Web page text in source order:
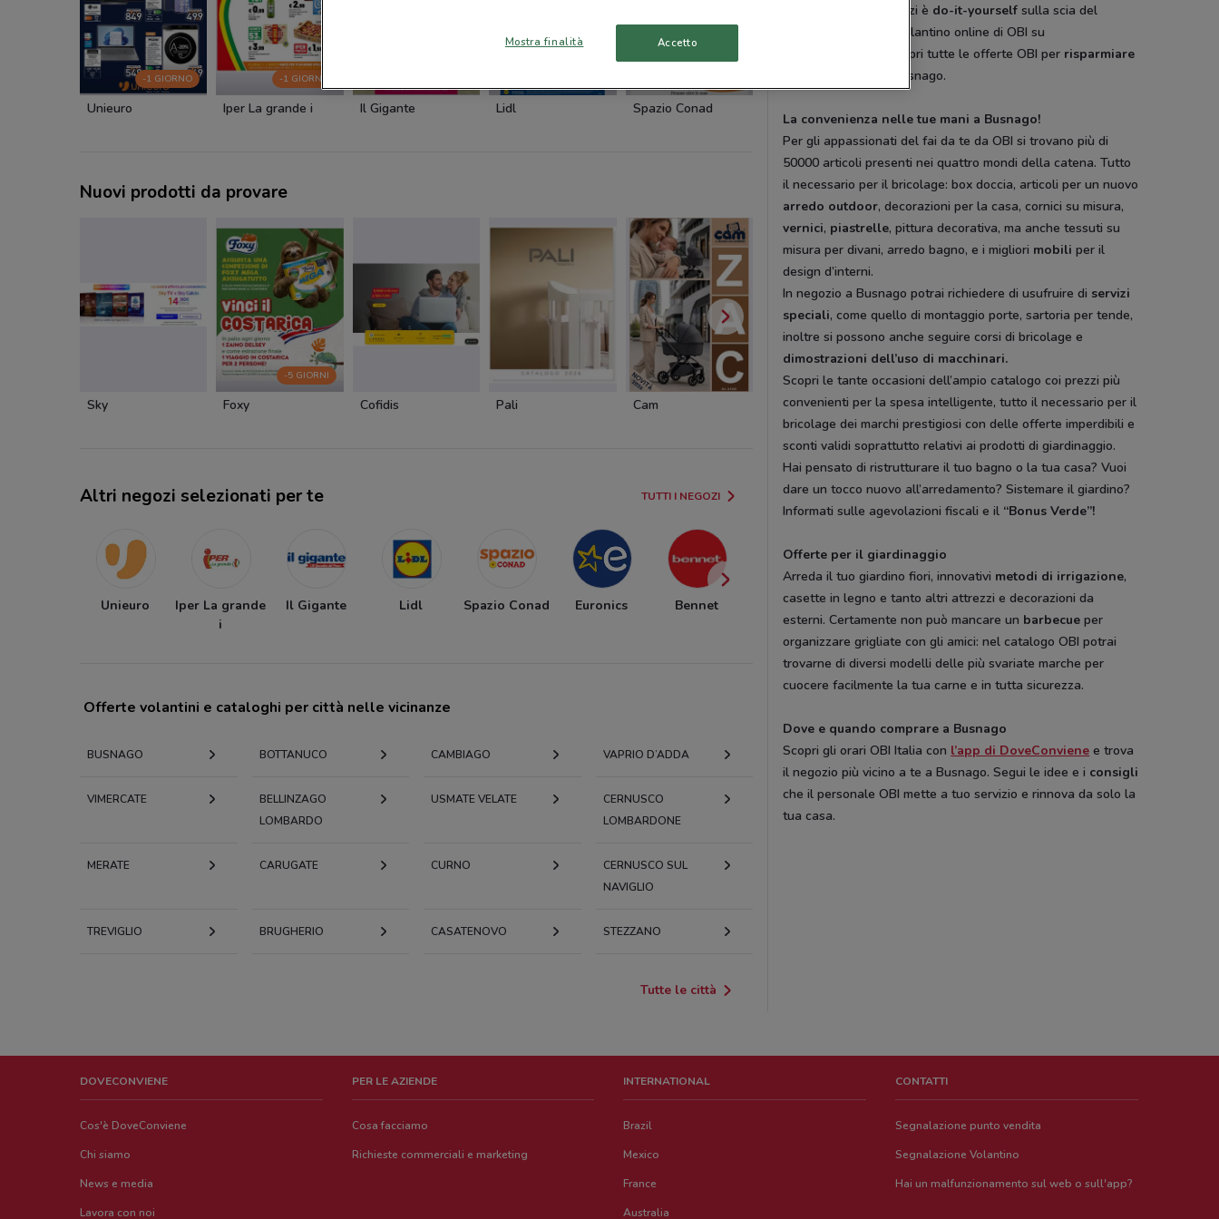
-1 GIORNO
Unieuro
-1 GIORNO
Iper La grande i Il Gigante Lidl Spazio Conad
Nuovi prodotti da provare
Sky
-5 GIORNI
Foxy Cofidis Pali Cam Cam Dacia
NUOVO
Disney
Altri negozi selezionati per te TUTTI I NEGOZI
Unieuro
Iper La grande
i
Il Gigante Lidl Spazio Conad Euronics Bennet MD KiK Arcaplanet Unes
Offerte volantini e cataloghi per città nelle vicinanze
BUSNAGO BOTTANUCO CAMBIAGO VAPRIO D’ADDA
VIMERCATE
BELLINZAGO
LOMBARDO
USMATE VELATE
CERNUSCO
LOMBARDONE
MERATE CARUGATE CURNO
CERNUSCO SUL
NAVIGLIO
TREVIGLIO BRUGHERIO CASATENOVO STEZZANO
Tutte le città
commerciale dei negozi è do-it-yourself sulla scia del
successo. Sfoglia il volantino online di OBI su
Doveconviene.it e scopri tutte le offerte OBI per risparmiare
a Busnago.
La convenienza nelle tue mani a Busnago!
Per gli appassionati del fai da te da OBI si trovano più di
50000 articoli presenti nei quattro mondi della catena. Tutto
il necessario per il bricolage: box doccia, articoli per un nuovo
arredo outdoor, decorazioni per la casa, cornici su misura,
vernici, piastrelle, pittura decorativa, ma anche tessuti su
misura per divani, arredo bagno, e i migliori mobili per il
design d’interni.
In negozio a Busnago potrai richiedere di usufruire di servizi
speciali, come quello di montaggio porte, sartoria per tende,
inoltre si possono anche seguire corsi di bricolage e
dimostrazioni dell’uso di macchinari.
Scopri le tante occasioni dell’ampio catalogo coi prezzi più
convenienti per la spesa intelligente, tutto il necessario per il
bricolage dei marchi prestigiosi con delle offerte imperdibili e
sconti validi soprattutto relativi ai prodotti di giardinaggio.
Hai pensato di ristrutturare il tuo bagno o la tua casa? Vuoi
dare un tocco nuovo all’arredamento? Sistemare il giardino?
Informati sulle agevolazioni fiscali e il “Bonus Verde”!
Offerte per il giardinaggio
Arreda il tuo giardino fiori, innovativi metodi di irrigazione,
casette in legno e tanto altri attrezzi e decorazioni da
esterni. Certamente non può mancare un barbecue per
organizzare grigliate con gli amici: nel catalogo OBI potrai
trovarne di diversi modelli delle più svariate marche per
cuocere facilmente la tua carne e in tutta sicurezza.
Dove e quando comprare a Busnago
Scopri gli orari OBI Italia con l’app di DoveConviene e trova
il negozio più vicino a te a Busnago. Segui le idee e i consigli
che il personale OBI mette a tuo servizio e rinnova da solo la
tua casa.
DOVECONVIENE
Cos'è DoveConviene
Chi siamo
News e media
Lavora con noi
PER LE AZIENDE
Cosa facciamo
Richieste commerciali e marketing
INTERNATIONAL
Brazil
Mexico
France
Australia
CONTATTI
Segnalazione punto vendita
Segnalazione Volantino
Hai un malfunzionamento sul web o sull'app?
Mostra finalità Accetto